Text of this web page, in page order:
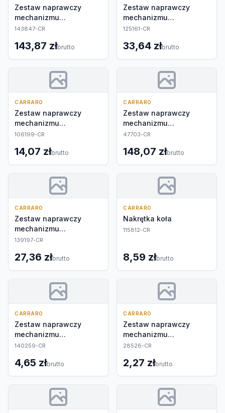
Zestaw naprawczy
mechanizmu
różnicowego
143847-CR
143,87 złbrutto
Zestaw naprawczy
mechanizmu
różnicowego
125161-CR
33,64 złbrutto
CARRARO
Zestaw naprawczy
mechanizmu
różnicowego
106199-CR
14,07 złbrutto
CARRARO
Zestaw naprawczy
mechanizmu
różnicowego
47703-CR
148,07 złbrutto
CARRARO
Zestaw naprawczy
mechanizmu
różnicowego
139197-CR
27,36 złbrutto
CARRARO
Nakrętka koła
115812-CR
8,59 złbrutto
CARRARO
Zestaw naprawczy
mechanizmu
różnicowego
140259-CR
4,65 złbrutto
CARRARO
Zestaw naprawczy
mechanizmu
różnicowego
28526-CR
2,27 złbrutto